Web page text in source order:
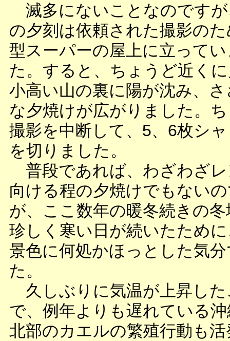
滅多にないことなのですが
の夕刻は依頼された撮影の
型スーパーの屋上に立って
た。すると、ちょうど近く
小高い山の裏に陽が沈み、
な夕焼けが広がりました。
撮影を中断して、5、6枚シ
を切りました。
普段であれば、わざわざ
向ける程の夕焼けでもない
が、ここ数年の暖冬続きの
珍しく寒い日が続いたため
景色に何処かほっとした気
た。
久しぶりに気温が上昇した
で、例年よりも遅れている
北部のカエルの繁殖行動も活